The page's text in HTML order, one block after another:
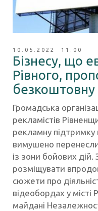
10.05.2022 11:00
Бізнесу, що
Рівного,
Громадська
рекламістів
рекламну підтримку
вимушено перенесли
із зони бойових
розміщувати
сюжети про
відеобордах у місті
майдані